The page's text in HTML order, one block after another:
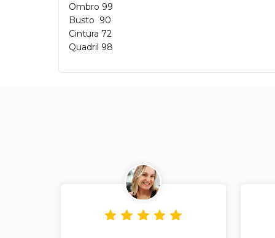
Ombro 99
Busto 90
Cintura 72
Quadril 98